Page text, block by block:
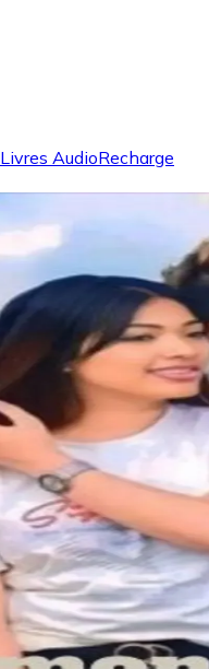
Livres AudioRecharge